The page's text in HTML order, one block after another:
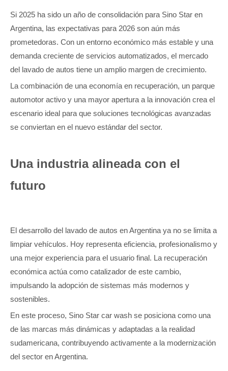
Si 2025 ha sido un año de consolidación para Sino Star en
Argentina, las expectativas para 2026 son aún más
prometedoras. Con un entorno económico más estable y una
demanda creciente de servicios automatizados, el mercado
del lavado de autos tiene un amplio margen de crecimiento.
La combinación de una economía en recuperación, un parque
automotor activo y una mayor apertura a la innovación crea el
escenario ideal para que soluciones tecnológicas avanzadas
se conviertan en el nuevo estándar del sector.
Una industria alineada con el
futuro
El desarrollo del lavado de autos en Argentina ya no se limita a
limpiar vehículos. Hoy representa eficiencia, profesionalismo y
una mejor experiencia para el usuario final. La recuperación
económica actúa como catalizador de este cambio,
impulsando la adopción de sistemas más modernos y
sostenibles.
En este proceso, Sino Star car wash se posiciona como una
de las marcas más dinámicas y adaptadas a la realidad
sudamericana, contribuyendo activamente a la modernización
del sector en Argentina.